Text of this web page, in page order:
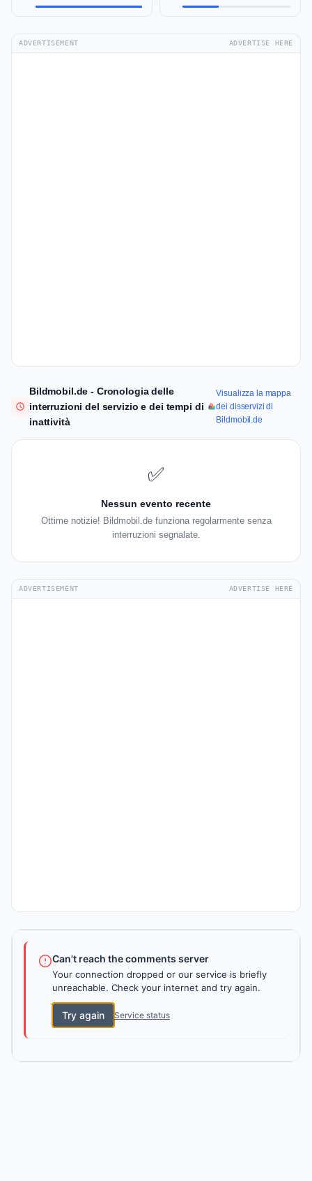
ADVERTISEMENT ADVERTISE HERE
Bildmobil.de - Cronologia delle
interruzioni del servizio e dei tempi di
inattività
Visualizza la mappa
dei disservizi di
Bildmobil.de
✅
Nessun evento recente
Ottime notizie! Bildmobil.de funziona regolarmente senza
interruzioni segnalate.
ADVERTISEMENT ADVERTISE HERE
Can't reach the comments server
Your connection dropped or our service is briefly
unreachable. Check your internet and try again.
Try again Service status